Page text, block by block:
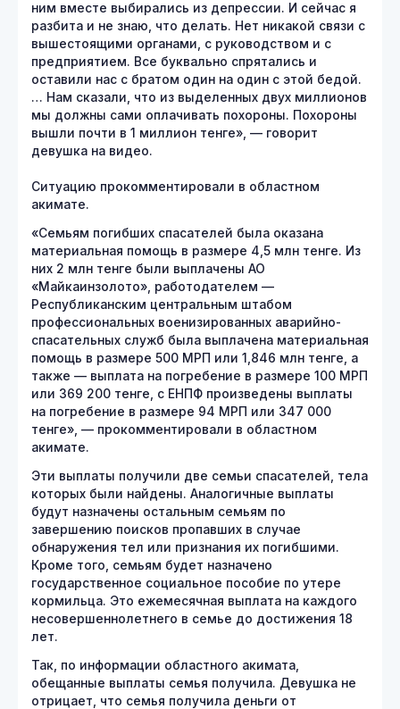
ним вместе выбирались из депрессии. И сейчас я
разбита и не знаю, что делать. Нет никакой связи с
вышестоящими органами, с руководством и с
предприятием. Все буквально спрятались и
оставили нас с братом один на один с этой бедой.
… Нам сказали, что из выделенных двух миллионов
мы должны сами оплачивать похороны. Похороны
вышли почти в 1 миллион тенге», — говорит
девушка на видео.
Ситуацию прокомментировали в областном
акимате.
«Семьям погибших спасателей была оказана
материальная помощь в размере 4,5 млн тенге. Из
них 2 млн тенге были выплачены АО
«Майкаинзолото», работодателем —
Республиканским центральным штабом
профессиональных военизированных аварийно-
спасательных служб была выплачена материальная
помощь в размере 500 МРП или 1,846 млн тенге, а
также — выплата на погребение в размере 100 МРП
или 369 200 тенге, с ЕНПФ произведены выплаты
на погребение в размере 94 МРП или 347 000
тенге», — прокомментировали в областном
акимате.
Эти выплаты получили две семьи спасателей, тела
которых были найдены. Аналогичные выплаты
будут назначены остальным семьям по
завершению поисков пропавших в случае
обнаружения тел или признания их погибшими.
Кроме того, семьям будет назначено
государственное социальное пособие по утере
кормильца. Это ежемесячная выплата на каждого
несовершеннолетнего в семье до достижения 18
лет.
Так, по информации областного акимата,
обещанные выплаты семья получила. Девушка не
отрицает, что семья получила деньги от